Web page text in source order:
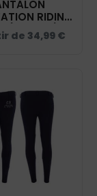
RIDING
(ENFANT) -
ÉQUESTRE DE
de 34,99 €